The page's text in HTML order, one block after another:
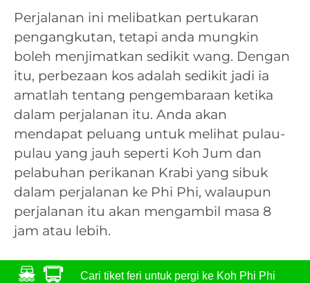
Perjalanan ini melibatkan pertukaran
pengangkutan, tetapi anda mungkin
boleh menjimatkan sedikit wang. Dengan
itu, perbezaan kos adalah sedikit jadi ia
amatlah tentang pengembaraan ketika
dalam perjalanan itu. Anda akan
mendapat peluang untuk melihat pulau-
pulau yang jauh seperti Koh Jum dan
pelabuhan perikanan Krabi yang sibuk
dalam perjalanan ke Phi Phi, walaupun
perjalanan itu akan mengambil masa 8
jam atau lebih.
Cari tiket feri untuk pergi ke Koh Phi Phi